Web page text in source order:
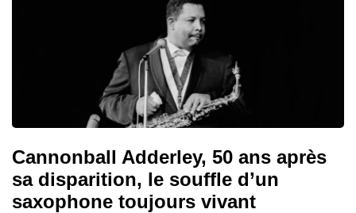
Cannonball Adderley, 50 ans après
sa disparition, le souffle d’un
saxophone toujours vivant